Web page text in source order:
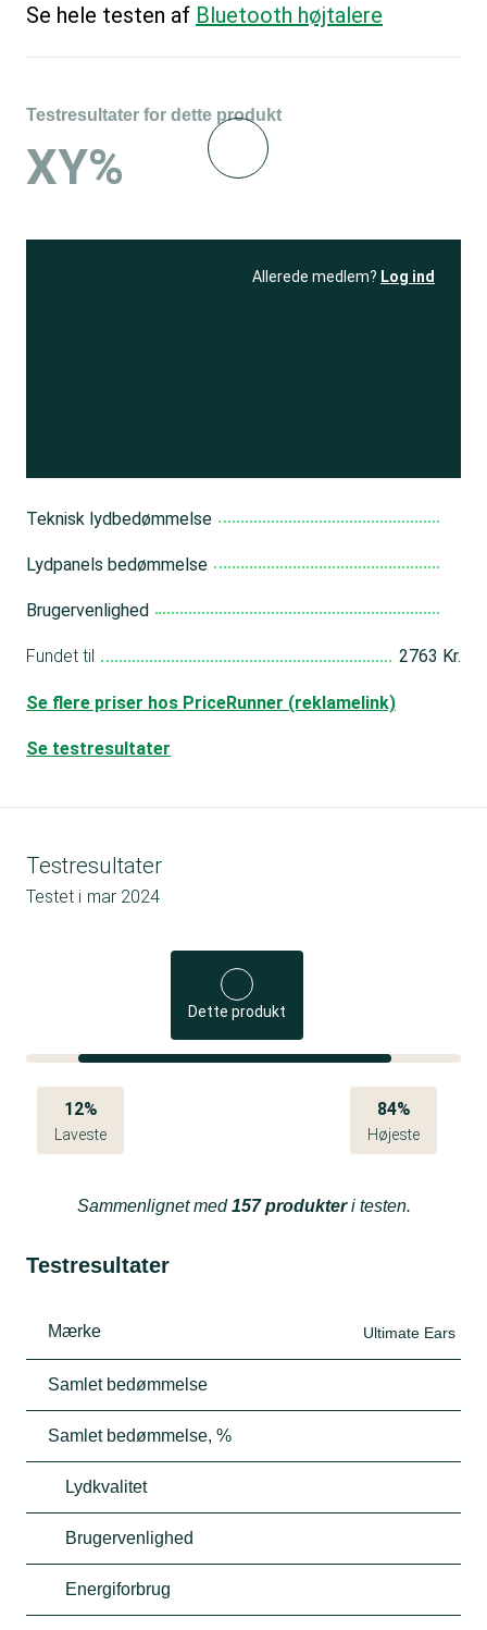
Se hele testen af Bluetooth højtalere
Testresultater for dette produkt
XY%
Allerede medlem? Log ind
Teknisk lydbedømmelse
Lydpanels bedømmelse
Brugervenlighed
Fundet til 2763 Kr.
Se flere priser hos PriceRunner (reklamelink)
Se testresultater
Testresultater
Testet i mar 2024
Dette produkt
12%
Laveste
84%
Højeste
Sammenlignet med157 produkteri testen.
Testresultater
Mærke Ultimate Ears
Samlet bedømmelse
Samlet bedømmelse, %
Lydkvalitet
Brugervenlighed
Energiforbrug